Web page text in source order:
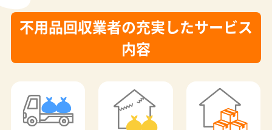
不用品回収業者の充実したサービス
内容